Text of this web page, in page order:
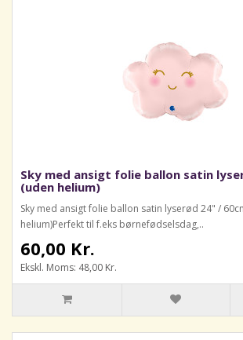
Sky med ansigt folie ballon satin
(uden helium)
Sky med ansigt folie ballon satin lyserød 24" /
helium)Perfekt til f.eks børnefødselsdag,..
60,00 Kr.
Ekskl. Moms: 48,00 Kr.